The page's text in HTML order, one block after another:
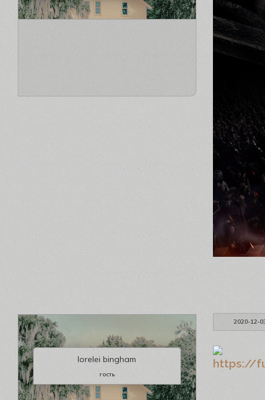
2020-12-
lorelei bingham
гость